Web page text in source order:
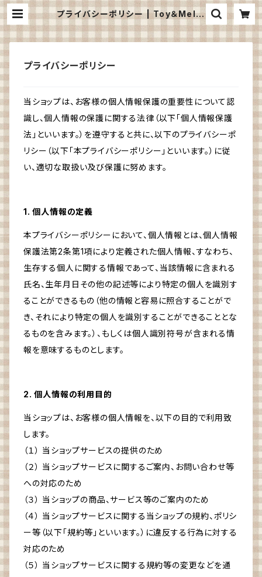
プライバシーポリシー | Toy＆Mello
w
プライバシーポリシー
当ショップは、お客様の個人情報保護の重要性について認
識し、個人情報の保護に関する法律（以下「個人情報保護
法」といいます。）を遵守すると共に、以下のプライバシーポ
リシー（以下「本プライバシーポリシー」といいます。）に従
い、適切な取扱い及び保護に努めます。
1. 個人情報の定義
本プライバシーポリシーにおいて、個人情報とは、個人情報
保護法第2条第1項により定義された個人情報、すなわち、
生存する個人に関する情報であって、当該情報に含まれる
氏名、生年月日その他の記述等により特定の個人を識別す
ることができるもの（他の情報と容易に照合することがで
き、それにより特定の個人を識別することができることとな
るものを含みます。）、もしくは個人識別符号が含まれる情
報を意味するものとします。
2. 個人情報の利用目的
当ショップは、お客様の個人情報を、以下の目的で利用致
します。
（１） 当ショップサービスの提供のため
（２） 当ショップサービスに関するご案内、お問い合わせ等
への対応のため
（３） 当ショップの商品、サービス等のご案内のため
（４） 当ショップサービスに関する当ショップの規約、ポリシ
ー等（以下「規約等」といいます。）に違反する行為に対する
対応のため
（５） 当ショップサービスに関する規約等の変更などを通